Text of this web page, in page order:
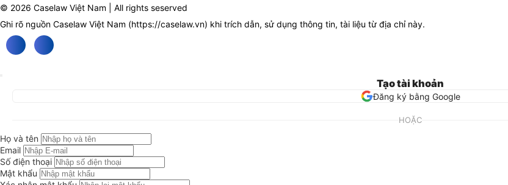
© 2026 Caselaw Việt Nam | All rights seserved
Ghi rõ nguồn Caselaw Việt Nam (https://caselaw.vn) khi trích dẫn, sử dụng thông tin, tài liệu từ địa chỉ này.
Tạo tài khoản
Đăng ký bằng Google
HOẶC
Họ và tên
Email
Số điện thoại
Mật khẩu